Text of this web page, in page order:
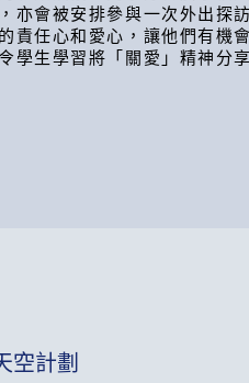
亦會被安排參與一次外出探
責任心和愛心，讓他們有機
學生學習將「關愛」精神分
空計劃